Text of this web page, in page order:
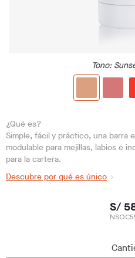
Tono:
¿Qué es?
Simple, fácil y práctico, una barra
modulable para mejillas, labios e
para la cartera.
Descubre por qué es único
S/